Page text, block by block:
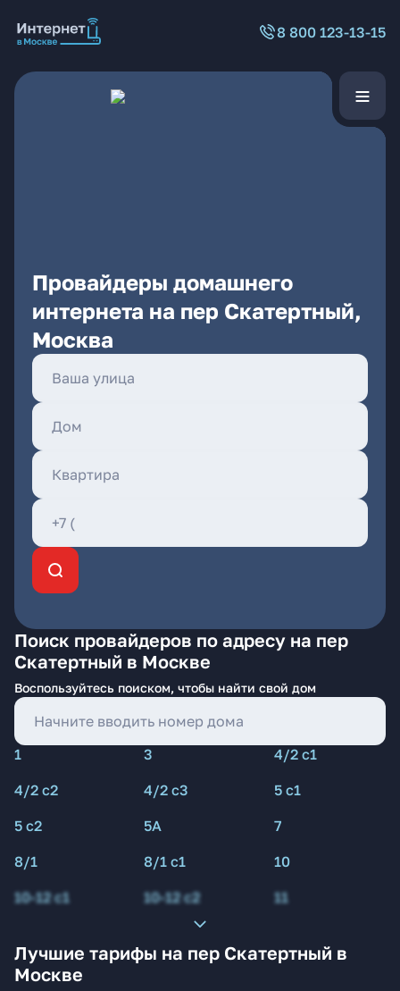
8 800 123-13-15
Провайдеры домашнего
интернета на пер Скатертный,
Москва
Поиск провайдеров по адресу на пер
Скатертный в Москве
Воспользуйтесь поиском, чтобы найти свой дом
1 3
4/2 с1
4/2 с2
4/2 с3
5 с1
5 с2
5А
7
8/1
8/1 с1
10
10-12 с1
10-12 с2 11
Лучшие тарифы на пер Скатертный в
Москве